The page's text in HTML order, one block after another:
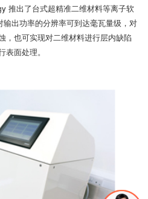
推出了台式超精准二维材料等离子软
出功率的分辨率可到达毫瓦量级，对
，也可实现对二维材料进行层内缺陷
表面处理。
箱集成退火和刻蚀系统）
的评价：